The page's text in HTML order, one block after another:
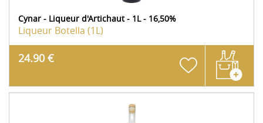
Cynar - Liqueur d'Artichaut - 1L - 16,50%
Liqueur Botella (1L)
24.90 €